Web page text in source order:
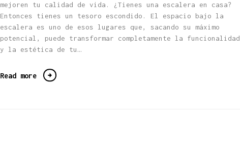
mejoren tu calidad de vida. ¿Tienes una escalera en casa?
Entonces tienes un tesoro escondido. El espacio bajo la
escalera es uno de esos lugares que, sacando su máximo
potencial, puede transformar completamente la funcionalidad
y la estética de tu…
Read more